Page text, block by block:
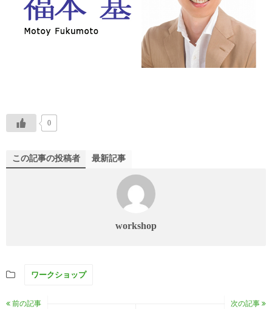
0
この記事の投稿者 最新記事
workshop
ワークショップ
前の記事 次の記事